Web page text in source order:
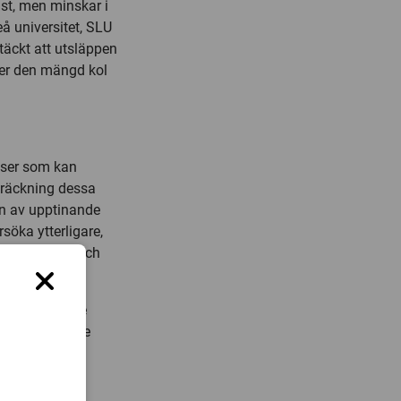
men minskar i
universitet, SLU
att utsläppen
den mängd kol
som kan
dessa
av upptinande
ytterligare,
miljö och
för hur de
ett varmare